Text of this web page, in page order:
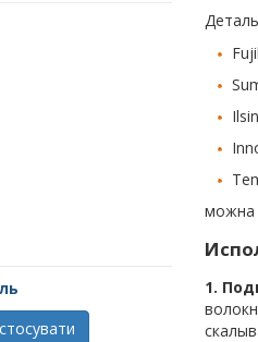
можна
1.